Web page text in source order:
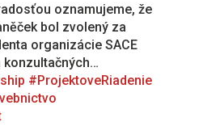
oznamujeme, že
bol zvolený za
organizácie SACE
konzultačných…
#ProjektoveRiadenie